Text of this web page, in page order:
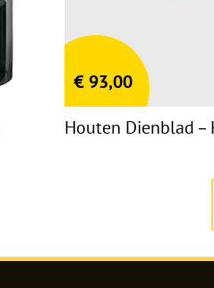
€ 93,00
Houten Dienblad –